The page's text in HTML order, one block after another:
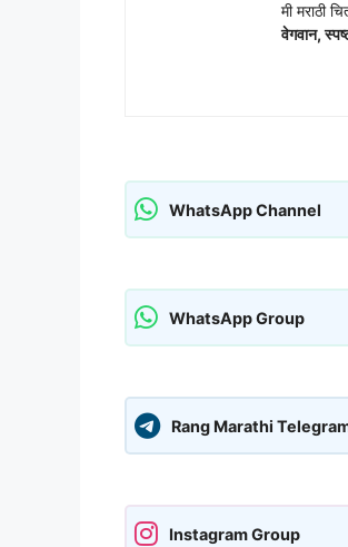
मी मराठी
वेगवान,
WhatsApp Channel
WhatsApp Group
Rang Marathi
Instagram Group